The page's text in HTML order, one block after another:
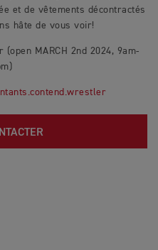
et de vêtements décontractés
hâte de vous voir!
MARCH 2nd 2024, 9am-